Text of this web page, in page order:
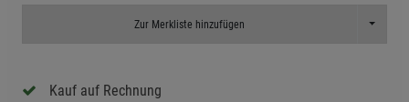
Zur Merkliste hinzufügen Toggle
Kauf auf Rechnung